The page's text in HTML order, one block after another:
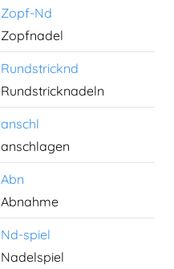
Zopf-Nd
Zopfnadel
Rundstricknd
Rundstricknadeln
anschl
anschlagen
Abn
Abnahme
Nd-spiel
Nadelspiel